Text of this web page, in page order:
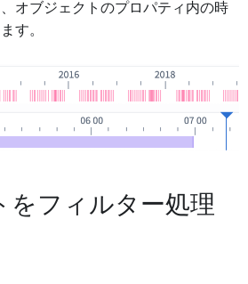
オブジェクトのプロパティ内の時
す。
をフィルター処理